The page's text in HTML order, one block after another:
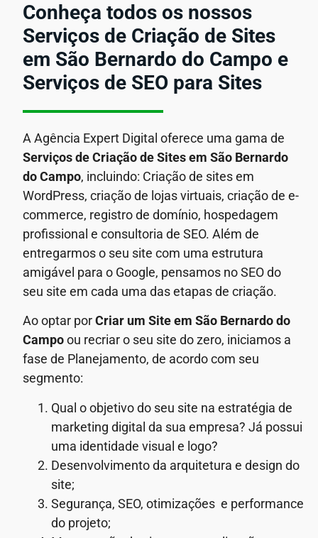
Conheça todos os nossos
Serviços de Criação de Sites
em São Bernardo do Campo e
Serviços de SEO para Sites
A Agência Expert Digital oferece uma gama de
Serviços de Criação de Sites em São Bernardo
do Campo, incluindo: Criação de sites em
WordPress, criação de lojas virtuais, criação de e-
commerce, registro de domínio, hospedagem
profissional e consultoria de SEO. Além de
entregarmos o seu site com uma estrutura
amigável para o Google, pensamos no SEO do
seu site em cada uma das etapas de criação.
Ao optar porCriar um Site em São Bernardo do
Campoou recriar o seu site do zero, iniciamos a
fase de Planejamento, de acordo com seu
segmento:
Qual o objetivo do seu site na estratégia de
marketing digital da sua empresa? Já possui
uma identidade visual e logo?
Desenvolvimento da arquitetura e design do
site;
Segurança, SEO, otimizações e performance
do projeto;